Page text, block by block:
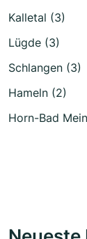
Kalletal (3)
Lügde (3)
Schlangen (3)
Hameln (2)
Horn-Bad